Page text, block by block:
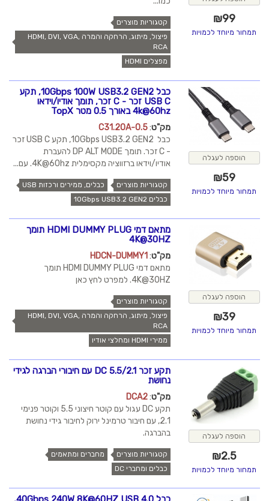
₪99
תמחור מיוחד לכמויות
קטגוריות מוצרים
פיצול, מיתוג, הרחקה והמרה HDMI, DVI, VGA,
RCA
מפצלים HDMI
הוספה לעגלה
₪59
תמחור מיוחד לכמויות
כבל 10Gbps 100W USB3.2 GEN2, תקע
USB C זכר - C זכר, תומך אודיו/וידאו
4k@60hz באורך 0.5 מטר TopX
מק"ט:
C31.20A-0.5
כבל 10Gbps USB3.2 GEN2, תקע USB C זכר
- C זכר. תומך DP ALT MODE להעברת
אודיו/וידאו ברזווציה מקסימלית 4K@60hz. עם...
קטגוריות מוצרים
כבלים, ממירים ורכזות USB
כבלים 10Gbps USB3.2 GEN2
הוספה לעגלה
₪39
תמחור מיוחד לכמויות
מתאם דמי HDMI DUMMY PLUG תומך
4K@30HZ
מק"ט:
HDCN-DUMMY1
מתאם דמי HDMI DUMMY PLUG תומך
4K@30HZ. למפרט לחץ כאן
קטגוריות מוצרים
פיצול, מיתוג, הרחקה והמרה HDMI, DVI, VGA,
RCA
ממירי HDMI ומחלצי אודיו
הוספה לעגלה
₪2.5
תמחור מיוחד לכמויות
תקע זכר DC 5.5/2.1 עם חיבורי הברגה לגידי
נחושת
מק"ט:
DCA2
תקע DC עגול עם קוטר חיצוני 5.5 וקוטר פנימי
2.1, עם חיבור טרמינל ירוק לחיבור גידי נחושת
בהברגה.
קטגוריות מוצרים
מחברים ומתאמים
כבלים ומחברי DC